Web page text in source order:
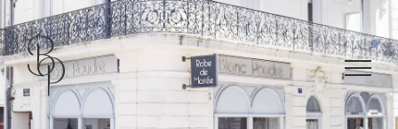
Passer
au
contenu